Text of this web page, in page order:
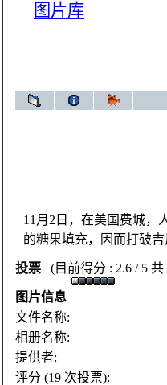
图片库
11月2日，在美国费城，
的糖果填充，因而打破
投票 (目前得分 : 2.6 / 5 共
图片信息
文件名称:
相册名称:
提供者:
评分 (19 次投票):